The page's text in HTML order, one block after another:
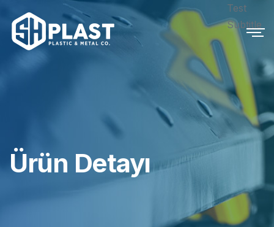
Ürün Detayı
Test
Subtitle